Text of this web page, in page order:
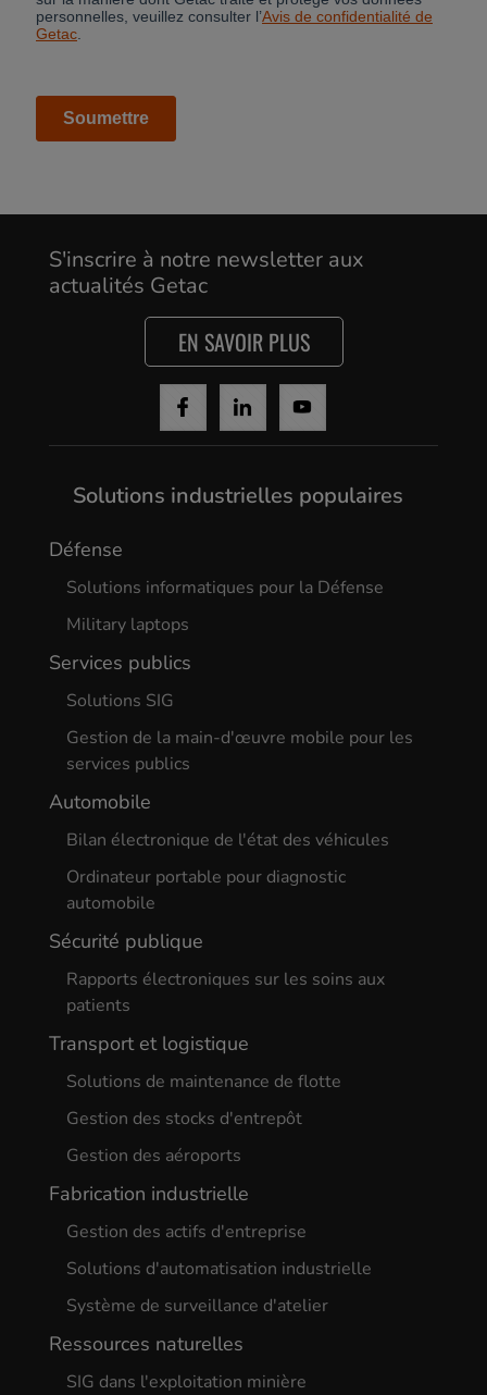
S'inscrire à notre newsletter aux
actualités Getac
EN SAVOIR PLUS
Solutions industrielles populaires
Défense
Solutions informatiques pour la Défense
Military laptops
Services publics
Solutions SIG
Gestion de la main-d'œuvre mobile pour les
services publics
Automobile
Bilan électronique de l'état des véhicules
Ordinateur portable pour diagnostic
automobile
Sécurité publique
Rapports électroniques sur les soins aux
patients
Transport et logistique
Solutions de maintenance de flotte
Gestion des stocks d'entrepôt
Gestion des aéroports
Fabrication industrielle
Gestion des actifs d'entreprise
Solutions d'automatisation industrielle
Système de surveillance d'atelier
Ressources naturelles
SIG dans l'exploitation minière